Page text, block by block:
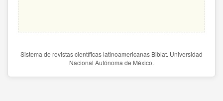
Sistema de revistas científicas latinoamericanas Biblat. Universidad
Nacional Autónoma de México.